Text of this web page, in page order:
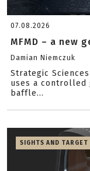
07.08.2026
MFMD – a new
Damian Niemczuk
Strategic
uses a controlled
baffle...
SIGHTS AND